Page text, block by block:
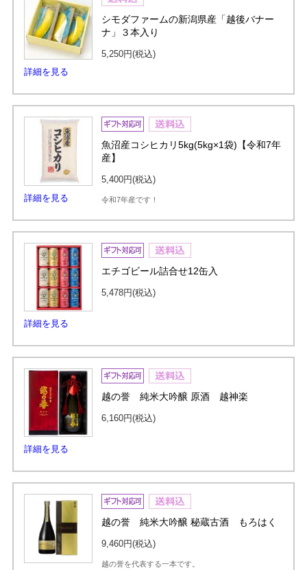
詳細を見る
シモダファームの新潟県産「越後バナー
ナ」３本入り
5,250円(税込)
詳細を見る
魚沼産コシヒカリ5kg(5kg×1袋)【令和7年
産】
5,400円(税込)
令和7年産です！
詳細を見る
エチゴビール詰合せ12缶入
5,478円(税込)
詳細を見る
越の誉 純米大吟醸 原酒 越神楽
6,160円(税込)
越の誉 純米大吟醸 秘蔵古酒 もろはく
9,460円(税込)
越の誉を代表する一本です。